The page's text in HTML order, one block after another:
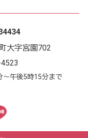
大字宮園702
～午後5時15分まで